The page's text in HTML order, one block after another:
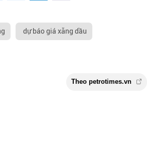
dự báo giá xăng dầu